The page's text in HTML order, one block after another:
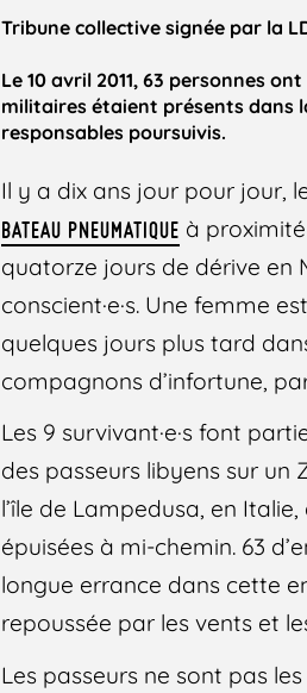
Tribune collective signée par la
Le 10 avril 2011, 63 personnes
militaires étaient présents dans
responsables poursuivis.
Il y a dix ans jour pour jour, le
BATEAU PNEUMATIQUE à
quatorze jours de dérive en
conscient·e·s. Une femme
quelques jours plus tard
compagnons d’infortune,
Les 9 survivant·e·s font
des passeurs libyens sur
l’île de Lampedusa, en
épuisées à mi-chemin. 63
longue errance dans cette
repoussée par les vents et
Les passeurs ne sont pas